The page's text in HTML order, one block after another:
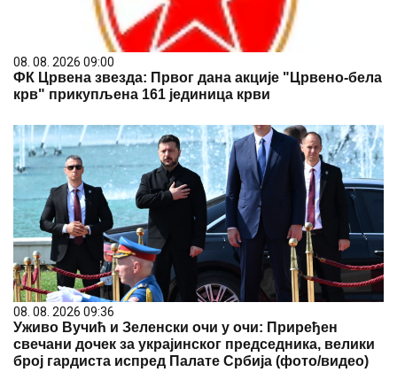
08. 08. 2026 09:00
ФК Црвена звезда: Првог дана акције "Црвено-бела
крв" прикупљена 161 јединица крви
08. 08. 2026 09:36
Уживо Вучић и Зеленски очи у очи: Приређен
свечани дочек за украјинског председника, велики
број гардиста испред Палате Србија (фото/видео)